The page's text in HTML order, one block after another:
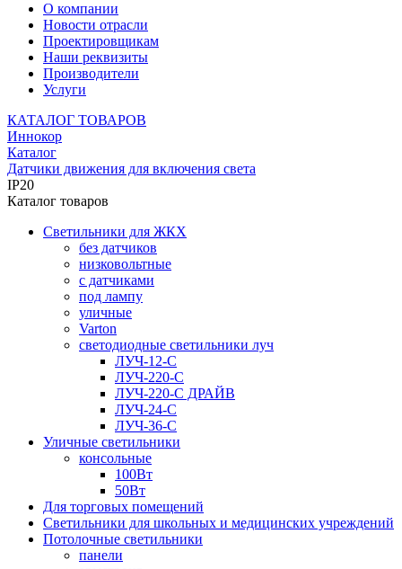
О компании
Новости отрасли
Проектировщикам
Наши реквизиты
Производители
Услуги
КАТАЛОГ ТОВАРОВ
Иннокор
Каталог
Датчики движения для включения света
IP20
Каталог товаров
Светильники для ЖКХ
без датчиков
низковольтные
с датчиками
под лампу
уличные
Varton
светодиодные светильники луч
ЛУЧ-12-С
ЛУЧ-220-С
ЛУЧ-220-С ДРАЙВ
ЛУЧ-24-С
ЛУЧ-36-С
Уличные светильники
консольные
100Вт
50Вт
Для торговых помещений
Светильники для школьных и медицинских учреждений
Потолочные светильники
панели